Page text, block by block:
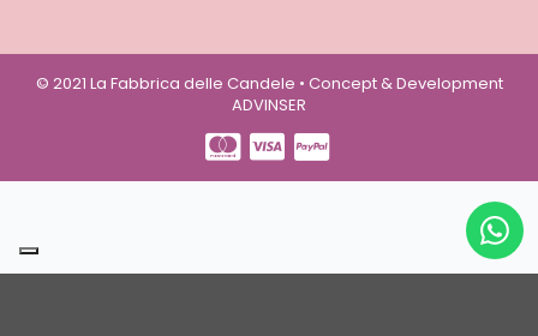
© 2021 La Fabbrica delle Candele • Concept & Development
ADVINSER